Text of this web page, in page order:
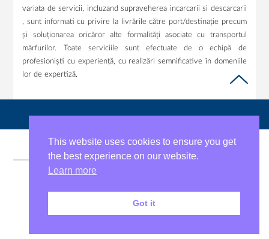
variata de servicii, incluzand supraveherea incarcarii si descarcarii
, sunt informati cu privire la livrările către port/destinație precum
și soluționarea oricăror alte formalități asociate cu transportul
mărfurilor. Toate serviciile sunt efectuate de o echipă de
profesioniști cu experiență, cu realizări semnificative în domeniile
lor de expertiză.
This website uses cookies to ensure you get
the best experience on our website.
Learn more
Got it